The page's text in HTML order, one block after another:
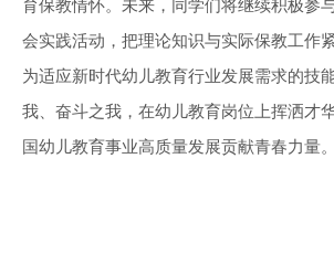
育保教情怀。未来，同学们将继续积极参
会实践活动，把理论知识与实际保教工作
为适应新时代幼儿教育行业发展需求的技
我、奋斗之我，在幼儿教育岗位上挥洒才
国幼儿教育事业高质量发展贡献青春力量。